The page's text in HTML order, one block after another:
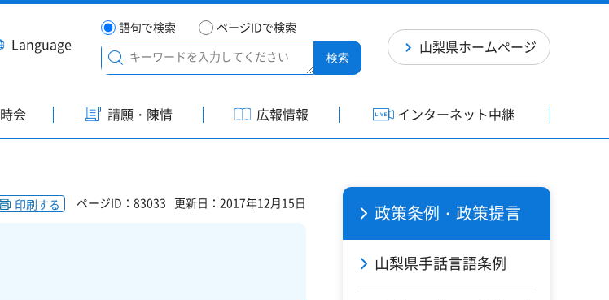
Language
語句で検索 ページIDで検索
検索
山梨県ホームページ
会 請願・陳情 広報情報 インターネット中継
印刷する ページID：83033 更新日：2017年12月15日 政策条例・政策提言
山梨県手話言語条例